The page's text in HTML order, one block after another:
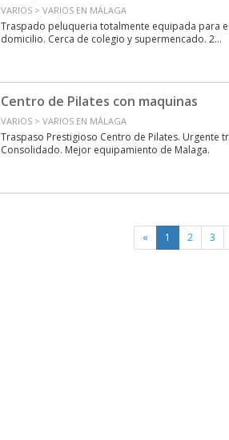
VARIOS > VARIOS EN MÁLAGA
Traspado peluqueria totalmente equipada para
domicilio. Cerca de colegio y supermencado. 2...
Centro de Pilates con maquinas
VARIOS > VARIOS EN MÁLAGA
Traspaso Prestigioso Centro de Pilates. Urgente
Consolidado. Mejor equipamiento de Malaga.
« 1 2 3